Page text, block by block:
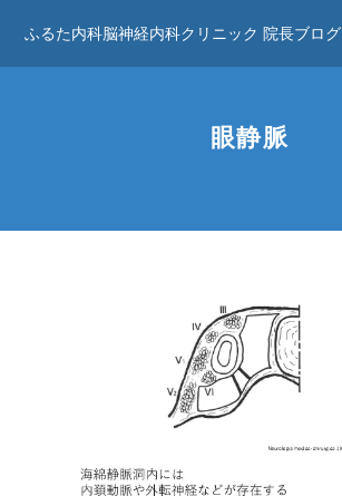
ふるた内科脳神経内科クリニック 院長ブログ
眼静脈